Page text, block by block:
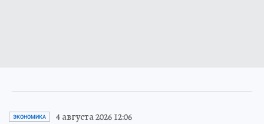
ЭКОНОМИКА 4 августа 2026 12:06